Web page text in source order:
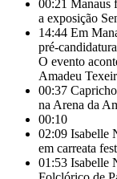
00:21 Manaus
a exposição
14:44 Em
pré-
O evento
Amadeu
00:37
na Arena da
00:10
02:09 Isabelle
em carreata
01:53 Isabelle